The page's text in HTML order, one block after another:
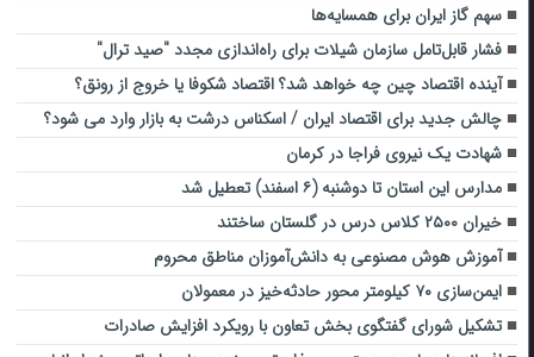
سهم گاز ایران برای همسایه‌ها
فشار قابل‌تامل سازمان شیلات برای راه‌اندازی مجدد "صید ترال"
آینده اقتصاد چین چه خواهد شد؟ اقتصاد شکوفا یا خروج از رونق؟
چالش جدید برای اقتصاد ایران / اسکناس درشت به بازار وارد می شود؟
شهادت یک نیروی فراجا در کرمان
مدارس این استان تا دوشنبه (۶ اسفند) تعطیل شد
خیران ۲۵۰۰ کلاس درس در گلستان ساختند
آموزش هوش مصنوعی به دانش‌آموزان مناطق محروم
ایمن‌سازی ۷۰ کیلومتر محور حادثه‌خیز در معمولان
تشکیل شورای گفتگوی بخش تعاون با رویکرد افزایش صادرات